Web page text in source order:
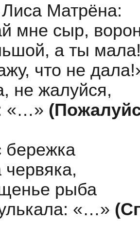
Лиса Матрёна:
мне сыр,
а ты
что не
не жалуйся,
«…»
бережка
рыба
«…»